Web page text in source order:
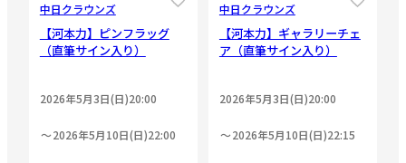
中日クラウンズ
【河本力】ピンフラッグ
（直筆サイン入り）
2026年5月3日(日)20:00
2026年5月10日(日)22:00
中日クラウンズ
【河本力】ギャラリーチェ
ア（直筆サイン入り）
2026年5月3日(日)20:00
2026年5月10日(日)22:15